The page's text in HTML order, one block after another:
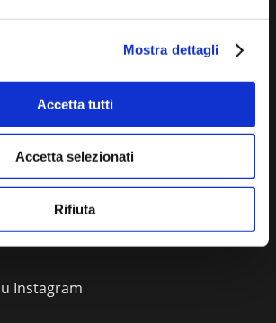
Mostra dettagli
Accetta tutti
Accetta selezionati
Rifiuta
Persio 37 19121, La Spezia
Instagram